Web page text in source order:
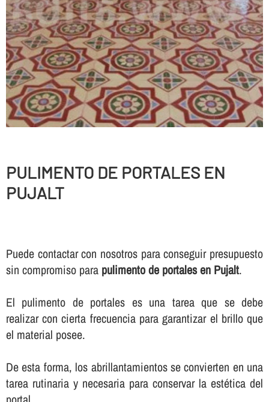
PULIMENTO DE PORTALES EN
PUJALT
Puede contactar con nosotros para conseguir presupuesto
sin compromiso para pulimento de portales en Pujalt.
El pulimento de portales es una tarea que se debe
realizar con cierta frecuencia para garantizar el brillo que
el material posee.
De esta forma, los abrillantamientos se convierten en una
tarea rutinaria y necesaria para conservar la estética del